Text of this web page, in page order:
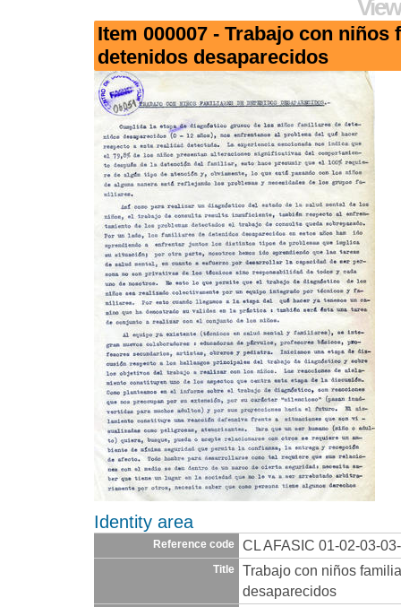
Item 000007 - Trabajo con niños
detenidos desaparecidos
Identity area
Reference code CL AFASIC 01-02-03-
Title
Trabajo con niños
desaparecidos